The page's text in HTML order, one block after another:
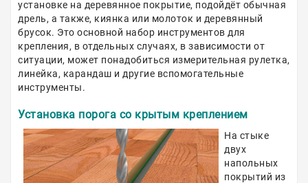
установке на деревянное покрытие, подойдёт обычная
дрель, а также, киянка или молоток и деревянный
брусок. Это основной набор инструментов для
крепления, в отдельных случаях, в зависимости от
ситуации, может понадобиться измерительная рулетка,
линейка, карандаш и другие вспомогательные
инструменты.
Установка порога со крытым креплением
На стыке
двух
напольных
покрытий из